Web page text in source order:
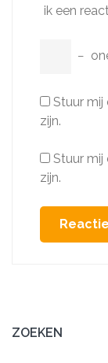
ik een
−
Stuur mij
zijn.
Stuur mij
zijn.
ZOEKEN